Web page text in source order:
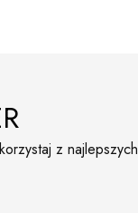
z najlepszych